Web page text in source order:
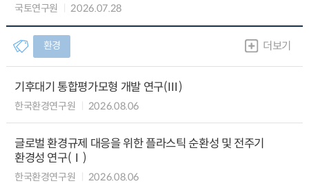
국토연구원 2026.07.28
환경 더보기
기후대기 통합평가모형 개발 연구(Ⅲ)
한국환경연구원 2026.08.06
글로벌 환경규제 대응을 위한 플라스틱 순환성 및 전주기
환경성 연구(Ⅰ)
한국환경연구원 2026.08.06